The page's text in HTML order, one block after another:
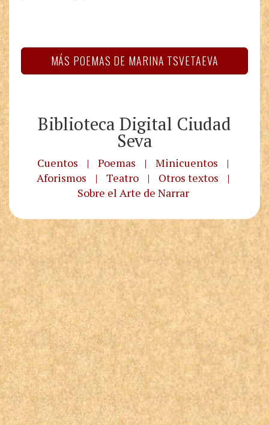
MÁS POEMAS DE MARINA TSVETAEVA
Biblioteca Digital Ciudad
Seva
Cuentos | Poemas | Minicuentos
|
Aforismos
| Teatro | Otros textos
|
Sobre el Arte de Narrar